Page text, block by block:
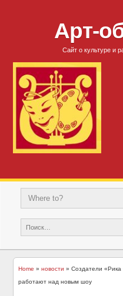
Арт-
Сайт о культуре и
Home »новости » Создатели
работают над новым шоу